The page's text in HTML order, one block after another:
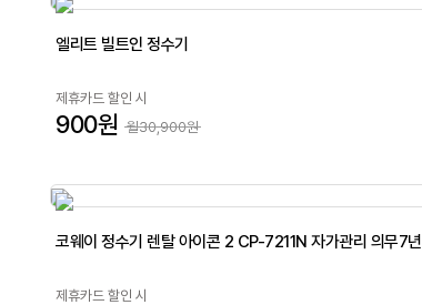
엘리트 빌트인 정수기
제휴카드 할인 시
900원 월30,900원
코웨이 정수기 렌탈 아이콘 2 CP-7211N 자가관리 의무7년
제휴카드 할인 시